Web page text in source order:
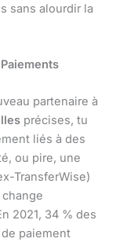
sans alourdir la
partenaire à
précises, tu
liés à des
ou pire, une
TransferWise)
2021, 34 % des
paiement